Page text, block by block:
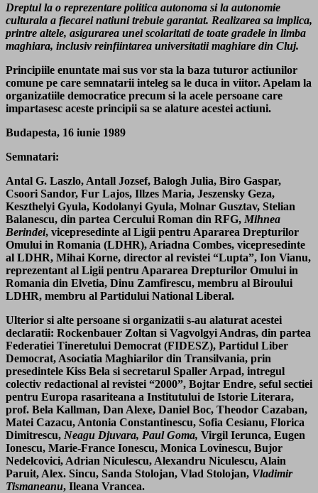
Dreptul la o reprezentare politica autonoma si la autonomie
culturala a fiecarei natiuni trebuie garantat. Realizarea sa implica,
printre altele, asigurarea unei scolaritati de toate gradele in limba
maghiara, inclusiv reinfiintarea universitatii maghiare din Cluj.
Principiile enuntate mai sus vor sta la baza tuturor actiunilor
comune pe care semnatarii inteleg sa le duca in viitor. Apelam la
organizatiile democratice precum si la acele persoane care
impartasesc aceste principii sa se alature acestei actiuni.
Budapesta, 16 iunie 1989
Semnatari:
Antal G. Laszlo, Antall Jozsef, Balogh Julia, Biro Gaspar,
Csoori Sandor, Fur Lajos, Illzes Maria, Jeszensky Geza,
Keszthelyi Gyula, Kodolanyi Gyula, Molnar Gusztav, Stelian
Balanescu, din partea Cercului Roman din RFG, Mihnea
Berindei, vicepresedinte al Ligii pentru Apararea Drepturilor
Omului in Romania (LDHR), Ariadna Combes, vicepresedinte
al LDHR, Mihai Korne, director al revistei “Lupta”, Ion Vianu,
reprezentant al Ligii pentru Apararea Drepturilor Omului in
Romania din Elvetia, Dinu Zamfirescu, membru al Biroului
LDHR, membru al Partidului National Liberal.
Ulterior si alte persoane si organizatii s-au alaturat acestei
declaratii: Rockenbauer Zoltan si Vagvolgyi Andras, din partea
Federatiei Tineretului Democrat (FIDESZ), Partidul Liber
Democrat, Asociatia Maghiarilor din Transilvania, prin
presedintele Kiss Bela si secretarul Spaller Arpad, intregul
colectiv redactional al revistei “2000”, Bojtar Endre, seful sectiei
pentru Europa rasariteana a Institutului de Istorie Literara,
prof. Bela Kallman, Dan Alexe, Daniel Boc, Theodor Cazaban,
Matei Cazacu, Antonia Constantinescu, Sofia Cesianu, Florica
Dimitrescu, Neagu Djuvara, Paul Goma, Virgil Ierunca, Eugen
Ionescu, Marie-France Ionescu, Monica Lovinescu, Bujor
Nedelcovici, Adrian Niculescu, Alexandru Niculescu, Alain
Paruit, Alex. Sincu, Sanda Stolojan, Vlad Stolojan, Vladimir
Tismaneanu, Ileana Vrancea.